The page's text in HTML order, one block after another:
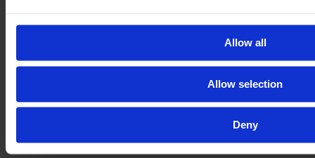
Allow all
Allow selection
Deny
Kapja meg a teljes kártörténeti jelentést a jármű
pontos állapotával és sok-sok képpel, videóval az
összes alkatrészről, működés közben is.
Foglaljon E-FARM-átvizsgálást, hogy új gépét egy
független DEKRA-szakértő vizsgálja át a kereskedő
telephelyén.